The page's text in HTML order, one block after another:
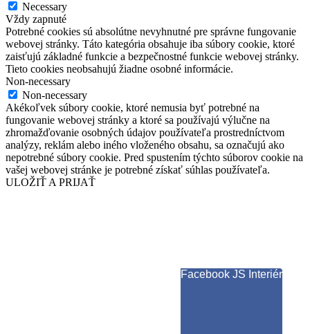
Necessary
Vždy zapnuté
Potrebné cookies sú absolútne nevyhnutné pre správne fungovanie
webovej stránky. Táto kategória obsahuje iba súbory cookie, ktoré
zaisťujú základné funkcie a bezpečnostné funkcie webovej stránky.
Tieto cookies neobsahujú žiadne osobné informácie.
Non-necessary
Non-necessary
Akékoľvek súbory cookie, ktoré nemusia byť potrebné na
fungovanie webovej stránky a ktoré sa používajú výlučne na
zhromažďovanie osobných údajov používateľa prostredníctvom
analýzy, reklám alebo iného vloženého obsahu, sa označujú ako
nepotrebné súbory cookie. Pred spustením týchto súborov cookie na
vašej webovej stránke je potrebné získať súhlas používateľa.
ULOŽIŤ A PRIJAŤ
Facebook JS Interiér